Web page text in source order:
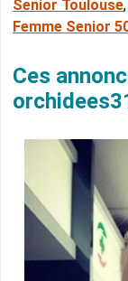
Senior Toulouse,
Femme Senior
Ces